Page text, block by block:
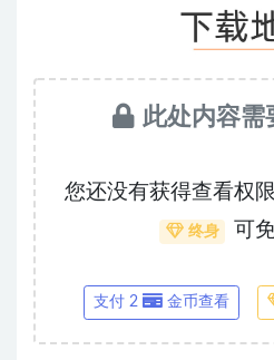
此处内容需
您还没有获得查看权限
终身 可
支付 2 金币查看